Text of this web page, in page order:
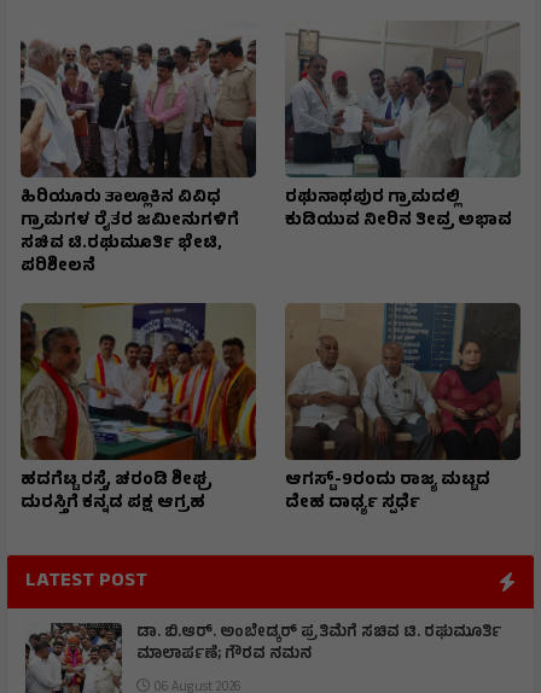
ಹಿರಿಯೂರು ತಾಲ್ಲೂಕಿನ ವಿವಿಧ
ಗ್ರಾಮಗಳ ರೈತರ ಜಮೀನುಗಳಿಗೆ
ಸಚಿವ ಟಿ.ರಘುಮೂರ್ತಿ ಭೇಟಿ,
ಪರಿಶೀಲನೆ
ರಘುನಾಥಪುರ ಗ್ರಾಮದಲ್ಲಿ
ಕುಡಿಯುವ ನೀರಿನ ತೀವ್ರ ಅಭಾವ
ಹದಗೆಟ್ಟ ರಸ್ತೆ, ಚರಂಡಿ ಶೀಘ್ರ
ದುರಸ್ತಿಗೆ ಕನ್ನಡ ಪಕ್ಷ ಆಗ್ರಹ
ಆಗಸ್ಟ್-9ರಂದು ರಾಜ್ಯ ಮಟ್ಟದ
ದೇಹ ದಾರ್ಢ್ಯ ಸ್ಪರ್ಧೆ
LATEST POST
ಡಾ. ಬಿ.ಆರ್. ಅಂಬೇಡ್ಕರ್ ಪ್ರತಿಮೆಗೆ ಸಚಿವ ಟಿ. ರಘುಮೂರ್ತಿ
ಮಾಲಾರ್ಪಣೆ; ಗೌರವ ನಮನ
06 August 2026